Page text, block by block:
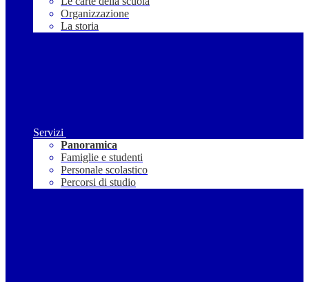
Organizzazione
La storia
Servizi
Panoramica
Famiglie e studenti
Personale scolastico
Percorsi di studio